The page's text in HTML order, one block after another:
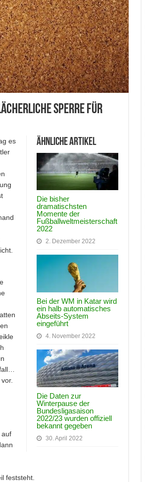
Sperre für
Ähnliche Artikel
Die bisher
dramatischsten
Momente der
Fußballweltmeisterschaft
2022
2. Dezember 2022
Bei der WM in Katar wird
ein halb automatisches
Abseits-System
eingeführt
4. November 2022
Die Daten zur
Winterpause der
Bundesligasaison
2022/23 wurden offiziell
bekannt gegeben
30. April 2022
es
feststeht.